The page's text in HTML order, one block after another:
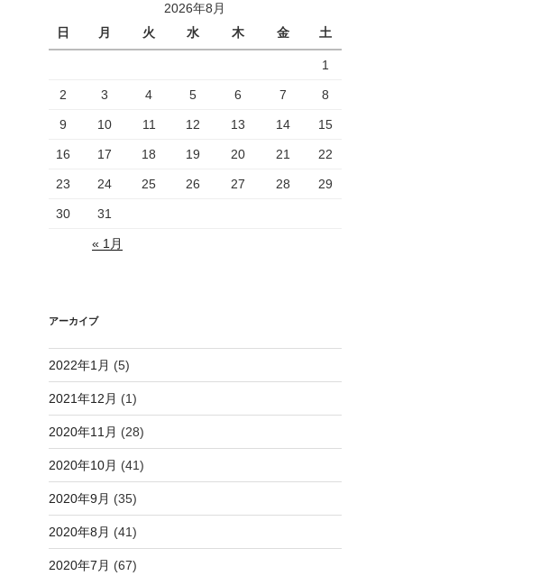
2026年8月
日
月 火 水 木 金 土
1
2 3 4 5 6 7 8
9 10 11 12 13 14 15
16 17 18 19 20 21 22
23 24 25 26 27 28 29
30 31
« 1月
アーカイブ
2022年1月 (5)
2021年12月 (1)
2020年11月 (28)
2020年10月 (41)
2020年9月 (35)
2020年8月 (41)
2020年7月 (67)